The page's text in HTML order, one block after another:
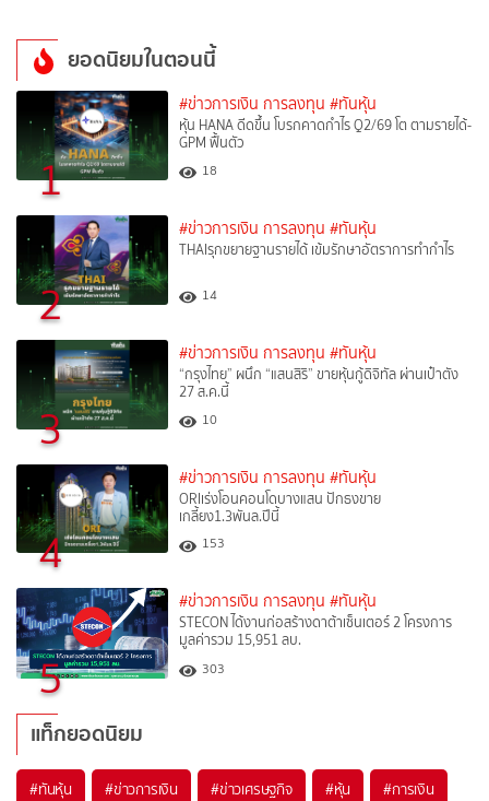
ยอดนิยมในตอนนี้
1
#ข่าวการเงิน การลงทุน #ทันหุ้น
หุ้น HANA ดีดขึ้น โบรกคาดกำไร Q2/69 โต ตามรายได้-
GPM ฟื้นตัว
18
2
#ข่าวการเงิน การลงทุน #ทันหุ้น
THAIรุกขยายฐานรายได้ เข้มรักษาอัตราการทำกำไร
14
3
#ข่าวการเงิน การลงทุน #ทันหุ้น
“กรุงไทย” ผนึก “แสนสิริ” ขายหุ้นกู้ดิจิทัล ผ่านเป๋าตัง
27 ส.ค.นี้
10
4
#ข่าวการเงิน การลงทุน #ทันหุ้น
ORIเร่งโอนคอนโดบางแสน ปักธงขาย
เกลี้ยง1.3พันล.ปีนี้
153
5
#ข่าวการเงิน การลงทุน #ทันหุ้น
STECON ได้งานก่อสร้างดาต้าเซ็นเตอร์ 2 โครงการ
มูลค่ารวม 15,951 ลบ.
303
แท็กยอดนิยม
#ทันหุ้น #ข่าวการเงิน #ข่าวเศรษฐกิจ #หุ้น #การเงิน